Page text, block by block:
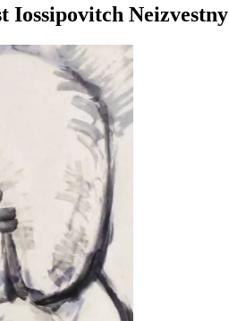
Iossipovitch Neizvestny